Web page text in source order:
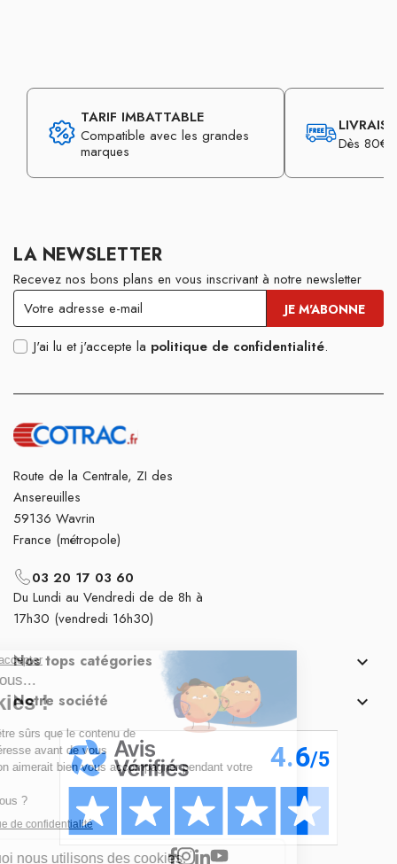
TARIF IMBATTABLE
Compatible avec les grandes
marques
Dès 80€
LA NEWSLETTER
Recevez nos bons plans en vous inscrivant à notre newsletter
J'ai lu et j'accepte la politique de confidentialité.
Route de la Centrale, ZI des
Ansereuilles
59136 Wavrin
France (métropole)
03 20 17 03 60
Du Lundi au Vendredi de de 8h à
17h30 (vendredi 16h30)
Nos tops catégories 
Notre société 